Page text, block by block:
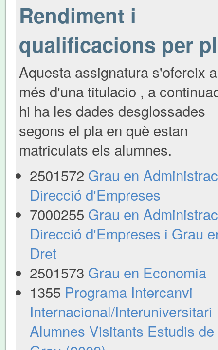
Rendiment i
qualificacions per
Aquesta assignatura s'ofereix a
més d'una titulacio , a
hi ha les dades desglossades
segons el pla en què estan
matriculats els alumnes.
2501572 Grau en
Direcció d'Empreses
7000255 Grau en
Direcció d'Empreses i Grau
Dret
2501573 Grau en Economia
1355 Programa Intercanvi
Internacional/Interuniversitari
Alumnes Visitants Estudis de